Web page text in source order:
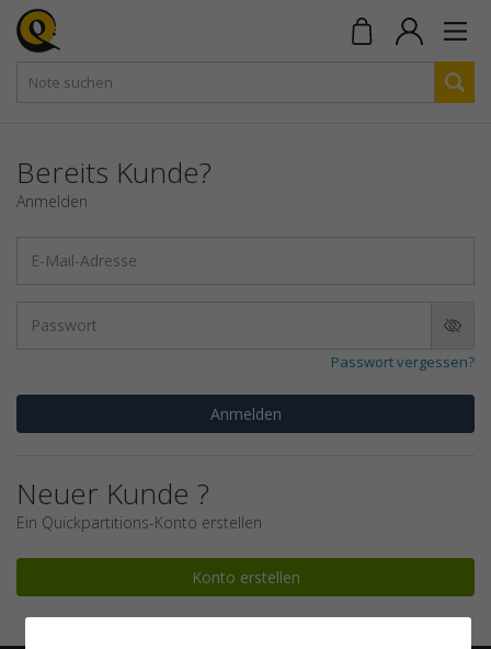
Bereits Kunde?
Anmelden
Passwort vergessen?
Neuer Kunde ?
Ein Quickpartitions-Konto erstellen
Konto erstellen